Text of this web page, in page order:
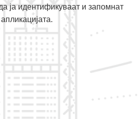
ја идентификуваат и запомнат
апликацијата.